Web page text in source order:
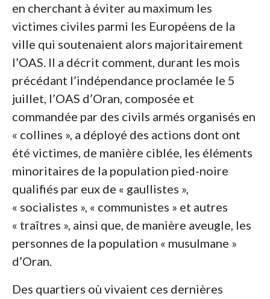
en cherchant à éviter au maximum les
victimes civiles parmi les Européens de la
ville qui soutenaient alors majoritairement
l’OAS. Il a décrit comment, durant les mois
précédant l’indépendance proclamée le 5
juillet, l’OAS d’Oran, composée et
commandée par des civils armés organisés en
« collines », a déployé des actions dont ont
été victimes, de manière ciblée, les éléments
minoritaires de la population pied-noire
qualifiés par eux de « gaullistes »,
« socialistes », « communistes » et autres
« traîtres », ainsi que, de manière aveugle, les
personnes de la population « musulmane »
d’Oran.
Des quartiers où vivaient ces dernières